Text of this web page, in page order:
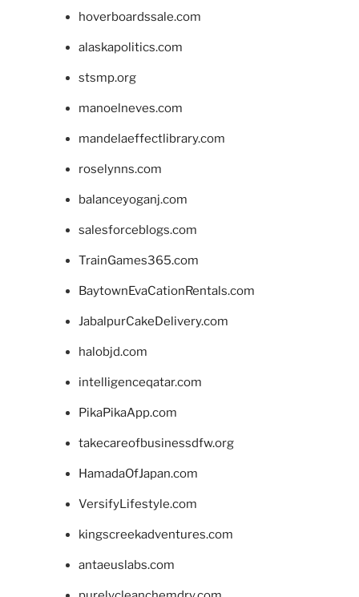
hoverboardssale.com
alaskapolitics.com
stsmp.org
manoelneves.com
mandelaeffectlibrary.com
roselynns.com
balanceyoganj.com
salesforceblogs.com
TrainGames365.com
BaytownEvaCationRentals.com
JabalpurCakeDelivery.com
halobjd.com
intelligenceqatar.com
PikaPikaApp.com
takecareofbusinessdfw.org
HamadaOfJapan.com
VersifyLifestyle.com
kingscreekadventures.com
antaeuslabs.com